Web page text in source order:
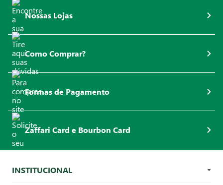
Nossas Lojas
Como Comprar?
Formas de Pagamento
Zaffari Card e Bourbon Card
INSTITUCIONAL